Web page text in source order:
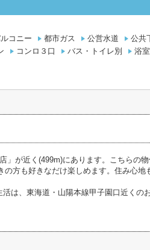
コニー 都市ガス 公営水道
公共
コンロ３口 バス・トイレ別
浴
」が近く(499m)にあります。こちらの
方も好きなだけ楽しめます。住み心
は、東海道・山陽本線甲子園口近くの